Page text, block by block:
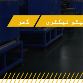
گھر فیکٹری